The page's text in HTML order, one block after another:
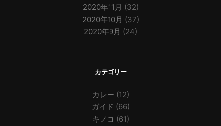
2020年11月 (32)
2020年10月 (37)
2020年9月 (24)
カテゴリー
カレー (12)
ガイド (66)
キノコ (61)